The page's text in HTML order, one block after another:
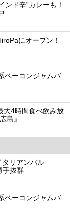
ンド辛”カレーも！
にオープン！
ベーコンジャムバ
大4時間食べ飲み放
島』
タリアンバル
手抜群
ベーコンジャムバ